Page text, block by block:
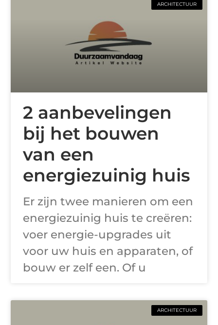
ARCHITECTUUR
2 aanbevelingen
bij het bouwen
van een
energiezuinig huis
Er zijn twee manieren om een
​​energiezuinig huis te creëren:
voer energie-upgrades uit
voor uw huis en apparaten, of
bouw er zelf een. Of u
ARCHITECTUUR